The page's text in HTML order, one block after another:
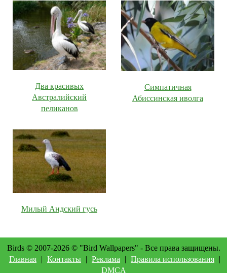
Два красивых
Австралийский
пеликанов
Симпатичная
Абиссинская иволга
Милый Андский гусь
Birds © 2007-2026 © "Bird Wallpapers" - Все права защищены.
Главная | Контакты | Реклама | Правила использования |
DMCA